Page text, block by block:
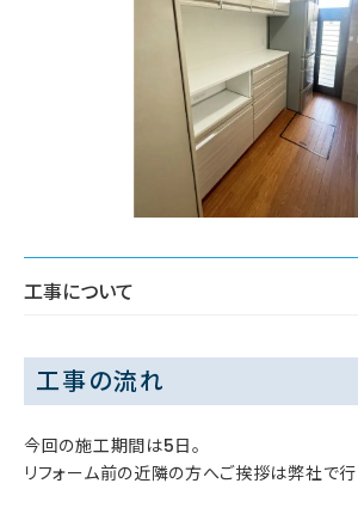
工事について
工事の流れ
今回の施工期間は5日。
リフォーム前の近隣の方へご挨拶は弊社で行